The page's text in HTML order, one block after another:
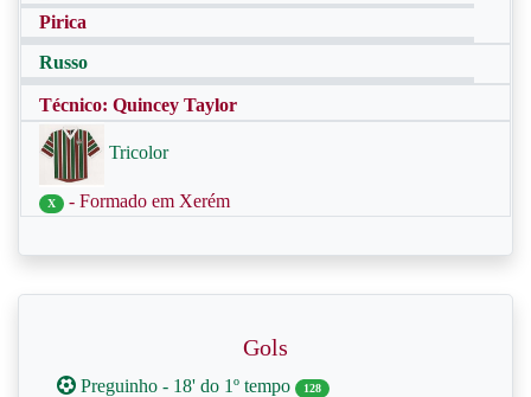
Pirica
Russo
Técnico: Quincey Taylor
Tricolor
X - Formado em Xerém
Gols
Preguinho - 18' do 1º tempo 128